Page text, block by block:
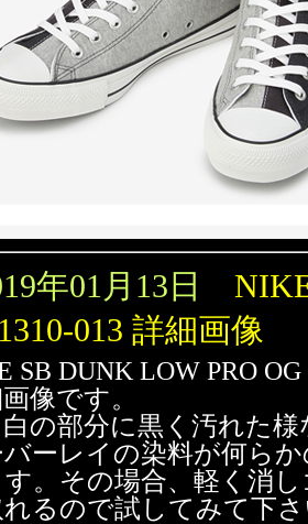
年01月13日
013 詳細画像
SB DUNK LOW PRO
像です。
の部分に黒く汚れた
ーレイの染料が何ら
す。その場合、軽く消
るので試してみて下